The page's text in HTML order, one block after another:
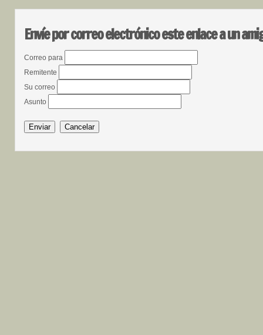
Envíe por correo electrónico este enlace a un
Correo para
Remitente
Su correo
Asunto
Enviar Cancelar